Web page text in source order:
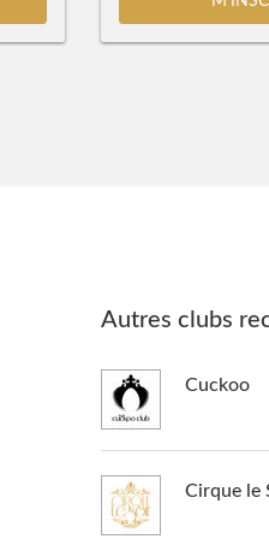
Autres clubs
Cuckoo
Cirque le